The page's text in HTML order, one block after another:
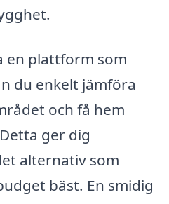
en plattform som
du enkelt jämföra
och få hem
ger dig
alternativ som
bäst. En smidig